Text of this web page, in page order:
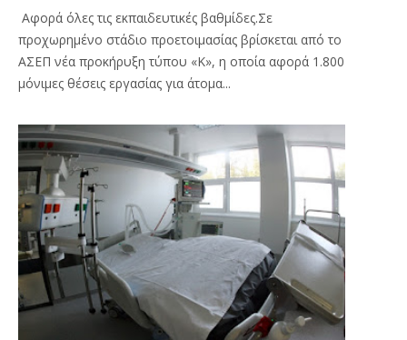
Αφορά όλες τις εκπαιδευτικές βαθμίδες.Σε
προχωρημένο στάδιο προετοιμασίας βρίσκεται από το
ΑΣΕΠ νέα προκήρυξη τύπου «Κ», η οποία αφορά 1.800
μόνιμες θέσεις εργασίας για άτομα...